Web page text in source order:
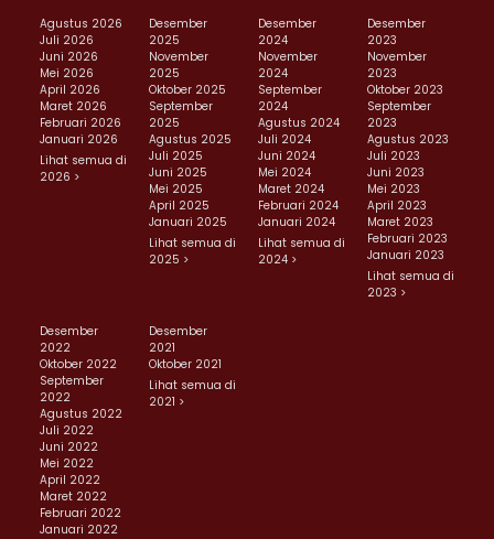
Agustus 2026
Juli 2026
Juni 2026
Mei 2026
April 2026
Maret 2026
Februari 2026
Januari 2026
Lihat semua di
2026 >
Desember
2025
November
2025
Oktober 2025
September
2025
Agustus 2025
Juli 2025
Juni 2025
Mei 2025
April 2025
Januari 2025
Lihat semua di
2025 >
Desember
2024
November
2024
September
2024
Agustus 2024
Juli 2024
Juni 2024
Mei 2024
Maret 2024
Februari 2024
Januari 2024
Lihat semua di
2024 >
Desember
2023
November
2023
Oktober 2023
September
2023
Agustus 2023
Juli 2023
Juni 2023
Mei 2023
April 2023
Maret 2023
Februari 2023
Januari 2023
Lihat semua di
2023 >
Desember
2022
Oktober 2022
September
2022
Agustus 2022
Juli 2022
Juni 2022
Mei 2022
April 2022
Maret 2022
Februari 2022
Januari 2022
Desember
2021
Oktober 2021
Lihat semua di
2021 >